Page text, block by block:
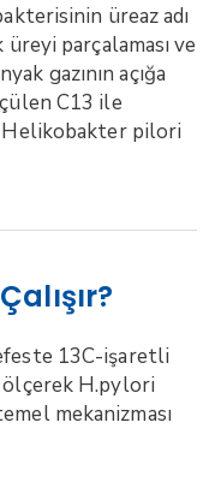
üreaz adı
parçalaması ve
gazının açığa
C13 ile
Helikobakter pilori
13C-işaretli
ölçerek H.pylori
mekanizması